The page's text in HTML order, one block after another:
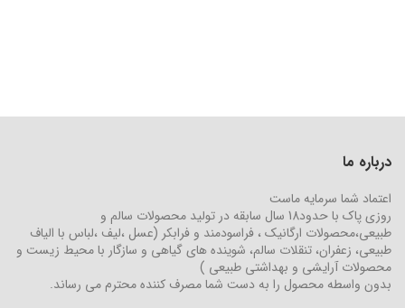
درباره ما
اعتماد شما سرمایه ماست
روزی پاک با حدود18 سال سابقه در تولید محصولات سالم و
طبیعی،محصولات ارگانیک ، فراسودمند و فرابکر (عسل ،لیف ،لباس با الیاف
طبیعی، زعفران، تنقلات سالم، شوینده های گیاهی و سازگار با محیط زیست و
محصولات آرایشی و بهداشتی طبیعی )
بدون واسطه محصول را به دست شما مصرف کننده محترم می رساند.